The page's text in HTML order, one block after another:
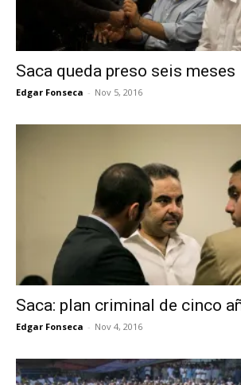
Saca queda preso seis meses
Edgar Fonseca - Nov 5, 2016
Saca: plan criminal de cinco
Edgar Fonseca - Nov 4, 2016